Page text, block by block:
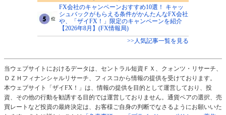
FX会社のキャンペーンおすすめ10選！ キャッ
シュバックがもらえる条件がかんたんなFX会社
や、「ザイFX！」限定のキャンペーンを紹介
【2026年8月】(FX情報局)
>>人気記事一覧を見る
当ウェブサイトにおけるデータは、セントラル短資ＦＸ、クォンツ・リサーチ、
ＤＺＨフィナンシャルリサーチ、フィスコから情報の提供を受けております。
本ウェブサイト「ザイFX！」は、情報の提供を目的として運営しており、投
資、その他の行動を勧誘する目的では運営しておりません。通貨ペアの選択、売
買レートなど投資の最終決定は、お客様ご自身の判断でなさるようにお願いいた